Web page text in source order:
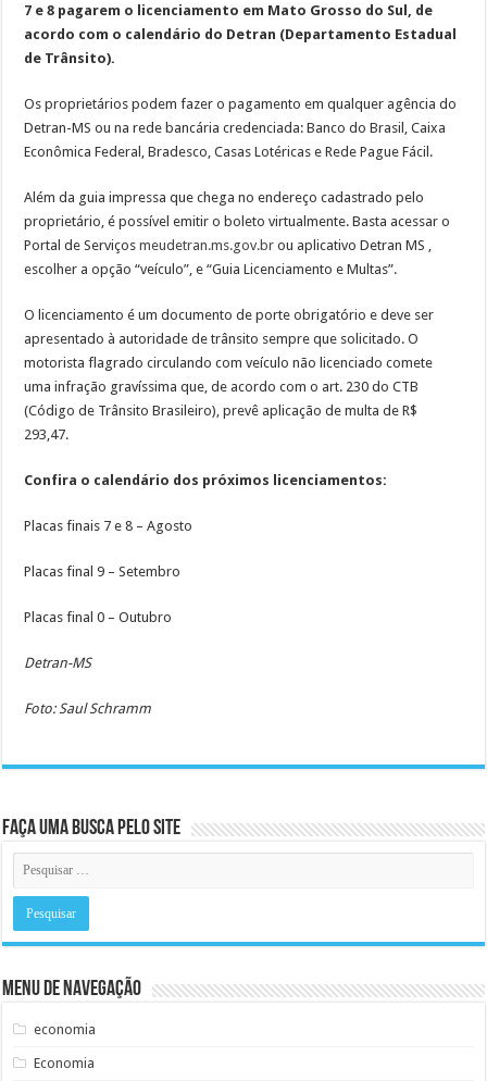
7 e 8 pagarem o licenciamento em Mato Grosso do Sul, de
acordo com o calendário do Detran (Departamento Estadual
de Trânsito).
Os proprietários podem fazer o pagamento em qualquer agência do
Detran-MS ou na rede bancária credenciada: Banco do Brasil, Caixa
Econômica Federal, Bradesco, Casas Lotéricas e Rede Pague Fácil.
Além da guia impressa que chega no endereço cadastrado pelo
proprietário, é possível emitir o boleto virtualmente. Basta acessar o
Portal de Serviçosmeudetran.ms.gov.br ou aplicativo Detran MS ,
escolher a opção “veículo”, e “Guia Licenciamento e Multas”.
O licenciamento é um documento de porte obrigatório e deve ser
apresentado à autoridade de trânsito sempre que solicitado. O
motorista flagrado circulando com veículo não licenciado comete
uma infração gravíssima que, de acordo com o art. 230 do CTB
(Código de Trânsito Brasileiro), prevê aplicação de multa de R$
293,47.
Confira o calendário dos próximos licenciamentos:
Placas finais 7 e 8 – Agosto
Placas final 9 – Setembro
Placas final 0 – Outubro
Detran-MS
Foto: Saul Schramm
Faça uma busca pelo Site
Menu de Navegação
economia
Economia